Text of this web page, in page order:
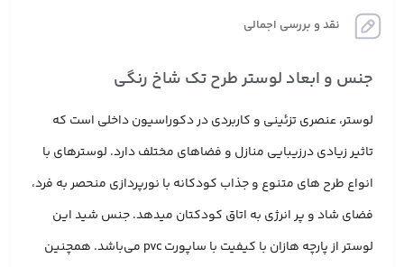
نقد و بررسی اجمالی
جنس و ابعاد لوستر طرح تک شاخ رنگی
لوستر، عنصری تزئینی و کاربردی در دکوراسیون داخلی است که
تاثیر زیادی درزیبایی منازل و فضاهای مختلف دارد. لوسترهای با
انواع طرح های متنوع و جذاب کودکانه با نورپردازی منحصر به فرد،
فضای شاد و پر انرژی به اتاق کودکتان میدهد. جنس شید این
لوستر از پارچه هازان با کیفیت با ساپورت pvc می‌باشد. همچنین